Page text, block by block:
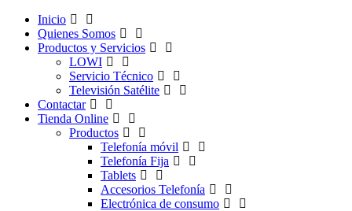
Inicio
Quienes Somos
Productos y Servicios
LOWI
Servicio Técnico
Televisión Satélite
Contactar
Tienda Online
Productos
Telefonía móvil
Telefonía Fija
Tablets
Accesorios Telefonía
Electrónica de consumo